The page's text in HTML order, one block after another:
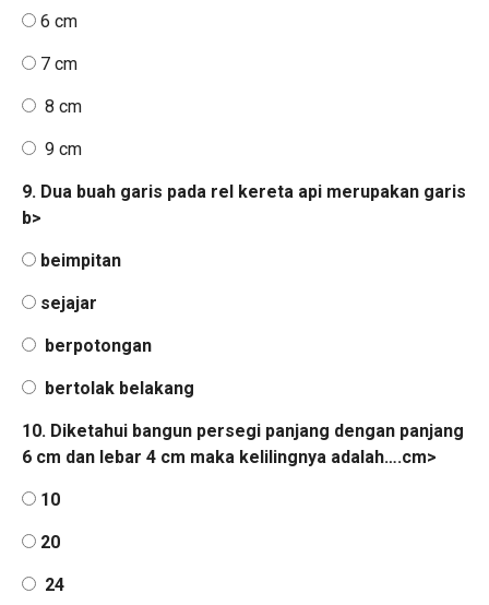
6 cm
7 cm
8 cm
9 cm
9. Dua buah garis pada rel kereta api merupakan garis
b>
beimpitan
sejajar
berpotongan
bertolak belakang
10. Diketahui bangun persegi panjang dengan panjang
6 cm dan lebar 4 cm maka kelilingnya adalah….cm>
10
20
24